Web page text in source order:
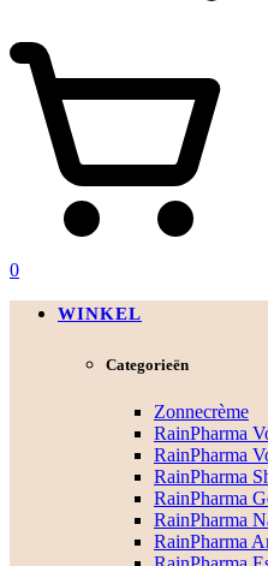
0
WINKEL
Categorieën
Zonnecrème
RainPharma
RainPharma
RainPharma
RainPharma
RainPharma
RainPharma